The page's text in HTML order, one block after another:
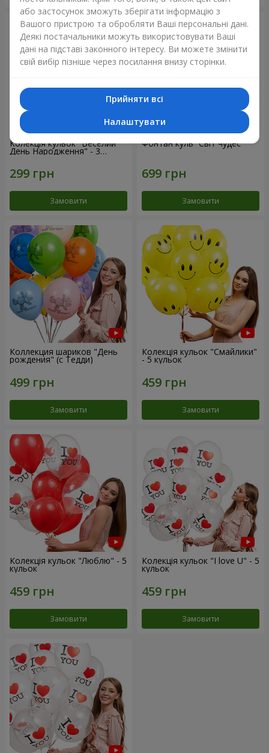
Колекція кульок "Веселий
День Народження" - 3
кульки
Замовити
Фонтан куль “Світ чудес”
Замовити
Коллекция шариков "День
рождения" (с Тедди)
Замовити
Колекція кульок "Смайлики"
- 5 кульок
Замовити
Колекція кульок "Люблю" - 5
кульок
Замовити
Колекція кульок "I love U" - 5
кульок
Замовити
або застосунок зможуть зберігати інформацію з
Вашого пристрою та обробляти Ваші персональні дані.
Деякі постачальники можуть використовувати Ваші
дані на підставі законного інтересу. Ви можете змінити
свій вибір пізніше через посилання внизу сторінки.
Прийняти всі
Налаштувати